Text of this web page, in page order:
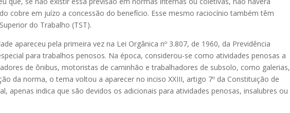
cobre em juízo a concessão do benefício. Esse mesmo raciocínio também têm
do Trabalho (TST).
apareceu pela primeira vez na Lei Orgânica nº 3.807, de 1960, da Previdência
para trabalhos penosos. Na época, considerou-se como atividades penosas a
de ônibus, motoristas de caminhão e trabalhadores de subsolo, como galerias,
da norma, o tema voltou a aparecer no inciso XXIII, artigo 7º da Constituição de
apenas indica que são devidos os adicionais para atividades penosas, insalubres ou